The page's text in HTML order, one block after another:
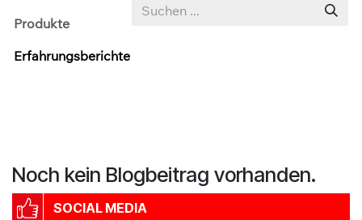
Produkte
Erfahrungsberichte
Noch kein Blogbeitrag vorhanden.
SOCIAL MEDIA